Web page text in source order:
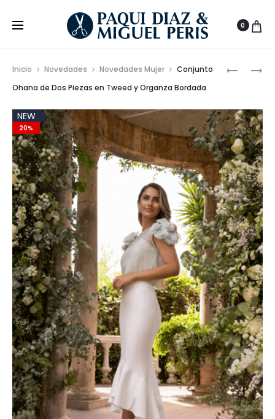
0
PIEZAS
CARLA
RUIZ
Inicio Novedades Novedades Mujer
Conjunto
Ohana de Dos Piezas en Tweed y Organza Bordada
20%
NEW